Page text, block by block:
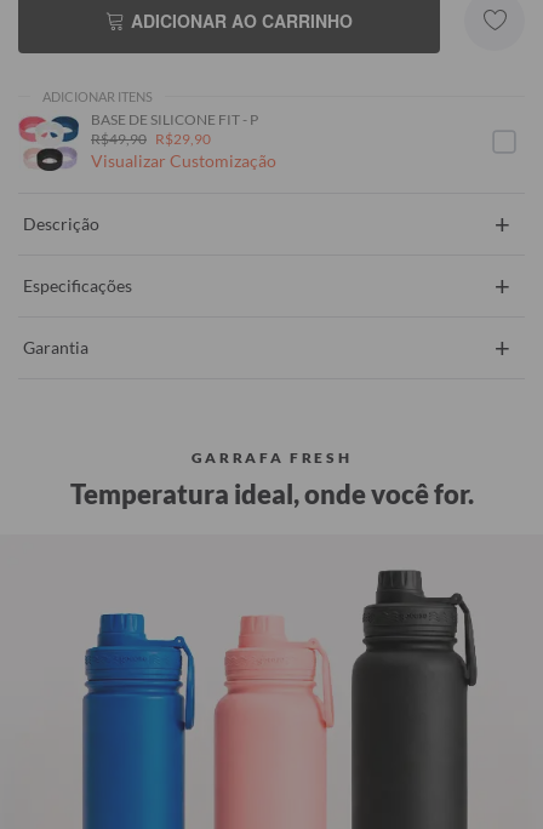
ADICIONAR AO CARRINHO
ADICIONAR ITENS
BASE DE SILICONE FIT - P
R$49,90 R$29,90
Visualizar Customização
Descrição +
Especificações +
Garantia +
GARRAFA FRESH
Temperatura ideal, onde você for.